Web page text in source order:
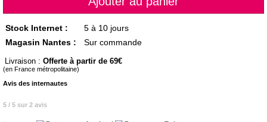
Stock Internet :
5 à 10 jours
Magasin Nantes :
Sur commande
Livraison : Offerte à partir de 69
(en France métropolitaine)
Avis des internautes
5 / 5 sur 2 avis